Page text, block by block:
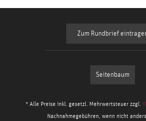
Zum Rundbrief
Seitenbaum
* Alle Preise inkl. gesetzl. Mehrwertsteuer zzgl.
Nachnahmegebühren, wenn nicht